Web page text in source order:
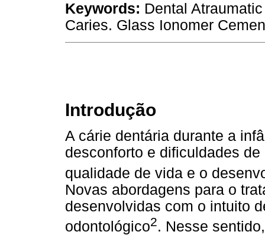
Keywords: Dental
Caries. Glass Ionomer
Introdução
A cárie dentária durante a
desconforto e dificuldades
qualidade de vida e o
Novas abordagens para o
desenvolvidas com o intuito
odontológico2. Nesse